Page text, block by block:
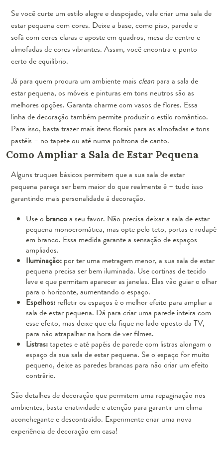
Se você curte um estilo alegre e despojado, vale criar uma sala de
estar pequena com cores. Deixe a base, como piso, parede e
sofá com cores claras e aposte em quadros, mesa de centro e
almofadas de cores vibrantes. Assim, você encontra o ponto
certo de equilíbrio.
Já para quem procura um ambiente mais clean para a sala de
estar pequena, os móveis e pinturas em tons neutros são as
melhores opções. Garanta charme com vasos de flores. Essa
linha de decoração também permite produzir o estilo romântico.
Para isso, basta trazer mais itens florais para as almofadas e tons
pastéis – no tapete ou até numa poltrona de canto.
Como Ampliar a Sala de Estar Pequena
Alguns truques básicos permitem que a sua sala de estar
pequena pareça ser bem maior do que realmente é – tudo isso
garantindo mais personalidade à decoração.
Use o brancoa seu favor. Não precisa deixar a sala de estar
pequena monocromática, mas opte pelo teto, portas e rodapé
em branco. Essa medida garante a sensação de espaços
ampliados.
Iluminação: por ter uma metragem menor, a sua sala de estar
pequena precisa ser bem iluminada. Use cortinas de tecido
leve e que permitam aparecer as janelas. Elas vão guiar o olhar
para o horizonte, aumentando o espaço.
Espelhos: refletir os espaços é o melhor efeito para ampliar a
sala de estar pequena. Dá para criar uma parede inteira com
esse efeito, mas deixe que ela fique no lado oposto da TV,
para não atrapalhar na hora de ver filmes.
Listras:tapetes e até papéis de parede com listras alongam o
espaço da sua sala de estar pequena. Se o espaço for muito
pequeno, deixe as paredes brancas para não criar um efeito
contrário.
São detalhes de decoração que permitem uma repaginação nos
ambientes, basta criatividade e atenção para garantir um clima
aconchegante e descontraído. Experimente criar uma nova
experiência de decoração em casa!